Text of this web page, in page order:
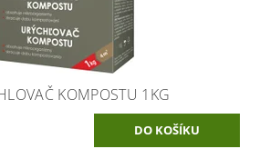
KOMPOSTU 1KG